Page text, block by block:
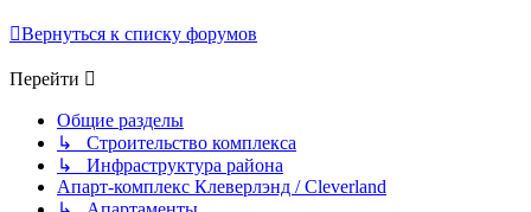
Вернуться к списку форумов
Перейти
Общие разделы
↳ Строительство комплекса
↳ Инфраструктура района
Апарт-комплекс Клеверлэнд / Cleverland